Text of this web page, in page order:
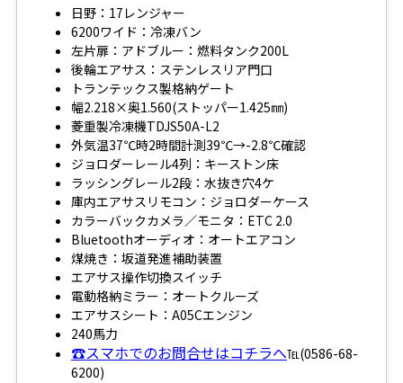
日野：17レンジャー
6200ワイド：冷凍バン
左片扉：アドブルー：燃料タンク200L
後輪エアサス：ステンレスリア門口
トランテックス製格納ゲート
幅2.218×奥1.560(ストッパー1.425㎜)
菱重製冷凍機TDJS50A-L2
外気温37℃時2時間計測39℃→-2.8℃確認
ジョロダーレール4列：キーストン床
ラッシングレール2段：水抜き穴4ケ
庫内エアサスリモコン：ジョロダーケース
カラーバックカメラ／モニタ：ETC 2.0
Bluetoothオーディオ：オートエアコン
煤焼き：坂道発進補助装置
エアサス操作切換スイッチ
電動格納ミラー：オートクルーズ
エアサスシート：A05Cエンジン
240馬力
☎スマホでのお問合せはコチラへ℡(0586-68-
6200)